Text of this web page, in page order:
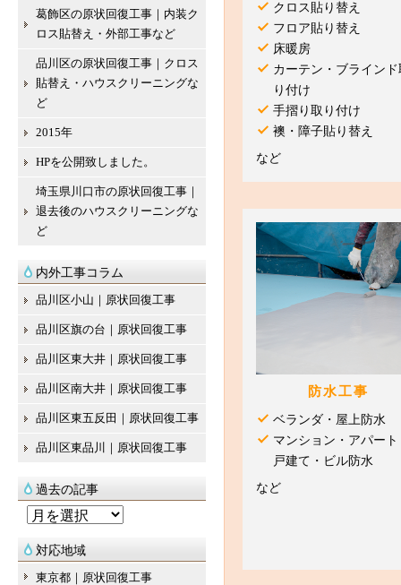
クロス貼り替え
フロア貼り替え
床暖房
カーテン・ブラインド
り付け
手摺り取り付け
襖・障子貼り替え
など
防水工事
ベランダ・屋上防水
マンション・アパート
戸建て・ビル防水
など
葛飾区の原状回復工事｜内装ク
ロス貼替え・外部工事など
品川区の原状回復工事｜クロス
貼替え・ハウスクリーニングな
ど
2015年
HPを公開致しました。
埼玉県川口市の原状回復工事｜
退去後のハウスクリーニングな
ど
内外工事コラム
品川区小山｜原状回復工事
品川区旗の台｜原状回復工事
品川区東大井｜原状回復工事
品川区南大井｜原状回復工事
品川区東五反田｜原状回復工事
品川区東品川｜原状回復工事
過去の記事
の
対応地域
東京都｜原状回復工事